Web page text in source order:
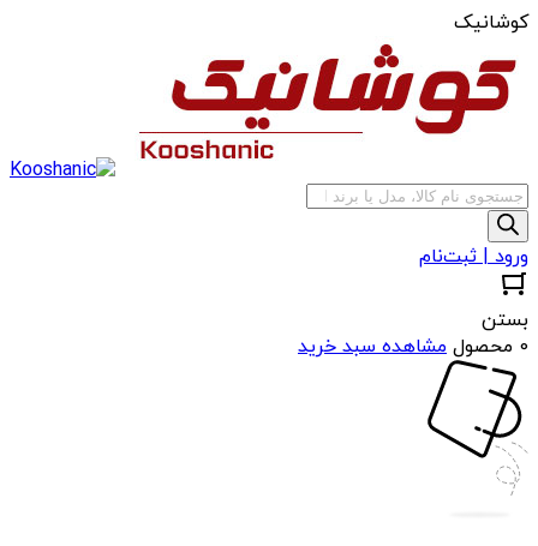
کوشانیک
جستجوی
محصولات
ورود | ثبت‌نام
بستن
0 محصول
مشاهده سبد خرید